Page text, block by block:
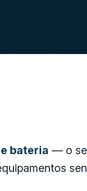
bateria — o